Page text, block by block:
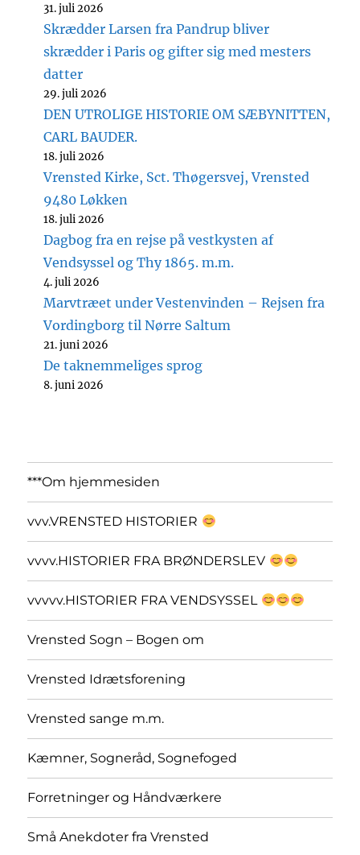
31. juli 2026
Skrædder Larsen fra Pandrup bliver
skrædder i Paris og gifter sig med mesters
datter
29. juli 2026
DEN UTROLIGE HISTORIE OM SÆBYNITTEN,
CARL BAUDER.
18. juli 2026
Vrensted Kirke, Sct. Thøgersvej, Vrensted
9480 Løkken
18. juli 2026
Dagbog fra en rejse på vestkysten af
Vendsyssel og Thy 1865. m.m.
4. juli 2026
Marvtræet under Vestenvinden – Rejsen fra
Vordingborg til Nørre Saltum
21. juni 2026
De taknemmeliges sprog
8. juni 2026
***Om hjemmesiden
vvv.VRENSTED HISTORIER
vvvv.HISTORIER FRA BRØNDERSLEV
vvvvv.HISTORIER FRA VENDSYSSEL
Vrensted Sogn – Bogen om
Vrensted Idrætsforening
Vrensted sange m.m.
Kæmner, Sogneråd, Sognefoged
Forretninger og Håndværkere
Små Anekdoter fra Vrensted